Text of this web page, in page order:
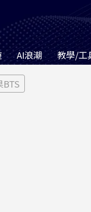
AI浪潮 教學/工
BTS